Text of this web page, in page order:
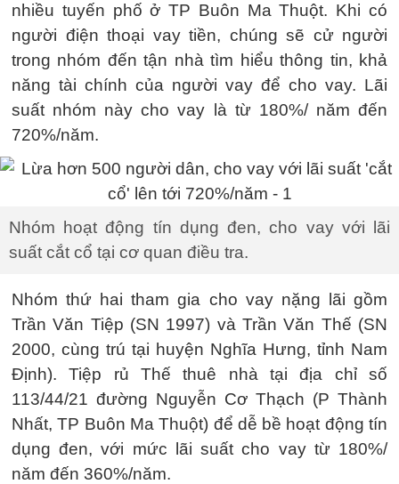
nhiều tuyến phố ở TP Buôn Ma Thuột. Khi có
người điện thoại vay tiền, chúng sẽ cử người
trong nhóm đến tận nhà tìm hiểu thông tin, khả
năng tài chính của người vay để cho vay. Lãi
suất nhóm này cho vay là từ 180%/ năm đến
720%/năm.
Nhóm hoạt động tín dụng đen, cho vay với lãi
suất cắt cổ tại cơ quan điều tra.
Nhóm thứ hai tham gia cho vay nặng lãi gồm
Trần Văn Tiệp (SN 1997) và Trần Văn Thế (SN
2000, cùng trú tại huyện Nghĩa Hưng, tỉnh Nam
Định). Tiệp rủ Thế thuê nhà tại địa chỉ số
113/44/21 đường Nguyễn Cơ Thạch (P Thành
Nhất, TP Buôn Ma Thuột) để dễ bề hoạt động tín
dụng đen, với mức lãi suất cho vay từ 180%/
năm đến 360%/năm.